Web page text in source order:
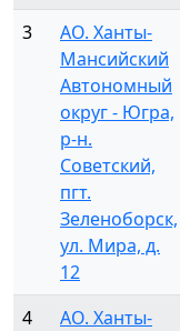
3
АО. Ханты-
Мансийский
Автономный
округ - Югра,
р-н.
Советский,
пгт.
Зеленоборск,
ул. Мира, д.
12
4
АО. Ханты-